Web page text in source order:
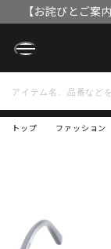
【お詫びとご案
OFF
トップ ファッション